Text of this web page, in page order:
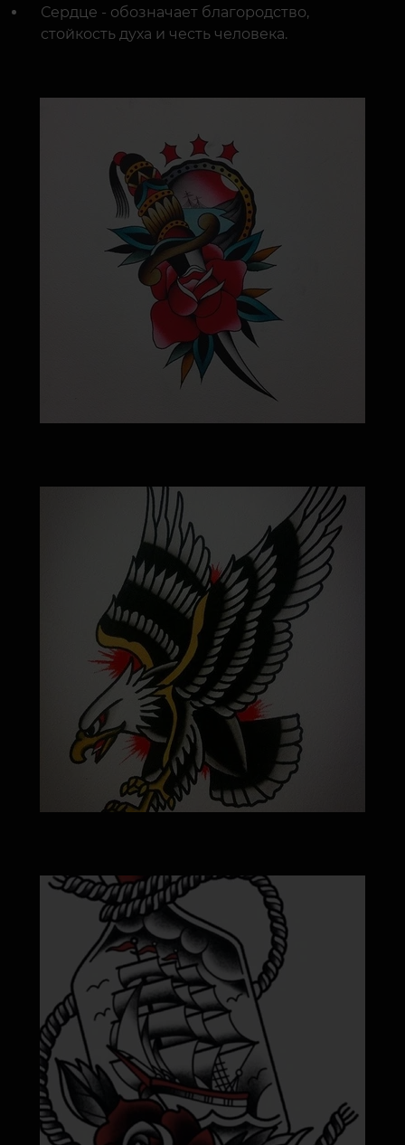
Сердце - обозначает благородство,
стойкость духа и честь человека.